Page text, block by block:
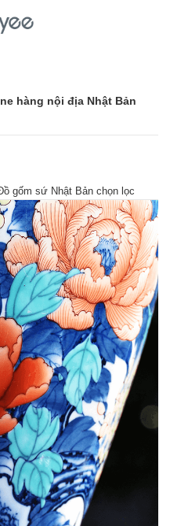
hàng nội địa Nhật Bản
gốm sứ Nhật Bản chọn lọc